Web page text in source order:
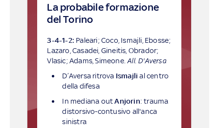
La probabile formazione
del Torino
3-4-1-2: Paleari; Coco, Ismajli, Ebosse;
Lazaro, Casadei, Gineitis, Obrador;
Vlasic; Adams, Simeone.All. D'Aversa
D’Aversa ritrova Ismajli al centro
della difesa
In mediana outAnjorin: trauma
distorsivo-contusivo all'anca
sinistra